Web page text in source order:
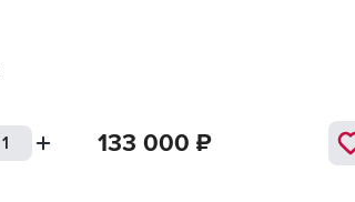
133 000 ₽